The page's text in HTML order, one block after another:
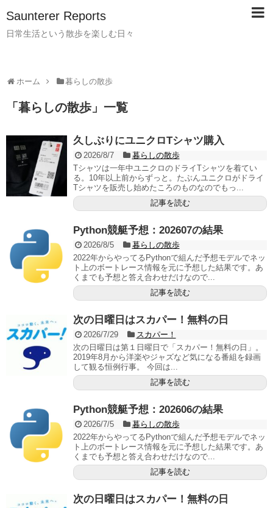
Saunterer Reports
日常生活という散歩を楽しむ日々
ホーム 暮らしの散歩
「 暮らしの散歩 」 一覧
久しぶりにユニクロTシャツ購入
2026/8/7
暮らしの散歩
Tシャツは一年中ユニクロのドライTシャツを着てい
る。10年以上前からずっと。たぶんユニクロがドライ
Tシャツを販売し始めたころのものなのでもっ...
記事を読む
Python競艇予想：202607の結果
2026/8/5
暮らしの散歩
2022年からやってるPythonで組んだ予想モデルでネッ
ト上のボートレース情報を元に予想した結果です。あ
くまでも予想と答え合わせだけなので...
記事を読む
次の日曜日はスカパー！無料の日
2026/7/29
スカパー！
次の日曜日は第１日曜日で「スカパー！無料の日」。
2019年8月から洋楽やジャズなど気になる番組を録画
して観る恒例行事。 今回は...
記事を読む
Python競艇予想：202606の結果
2026/7/5
暮らしの散歩
2022年からやってるPythonで組んだ予想モデルでネッ
ト上のボートレース情報を元に予想した結果です。あ
くまでも予想と答え合わせだけなので...
記事を読む
次の日曜日はスカパー！無料の日